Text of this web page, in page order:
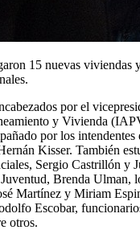
15 nuevas viviendas
por el
y Vivienda
por los
Kisser. También
Sergio Castrillón y
Brenda Ulman,
Martínez y Miriam
Escobar,
otros.